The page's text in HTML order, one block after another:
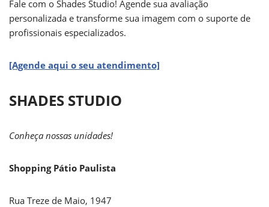
Fale com o Shades Studio! Agende sua avaliação
personalizada e transforme sua imagem com o suporte de
profissionais especializados.
[Agende aqui o seu atendimento]
SHADES STUDIO
Conheça nossas unidades!
Shopping Pátio Paulista
Rua Treze de Maio, 1947